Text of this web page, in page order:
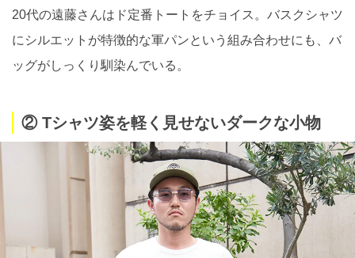
20代の遠藤さんはド定番トートをチョイス。バスクシャツ
にシルエットが特徴的な軍パンという組み合わせにも、バ
ッグがしっくり馴染んでいる。
② Tシャツ姿を軽く見せないダークな小物